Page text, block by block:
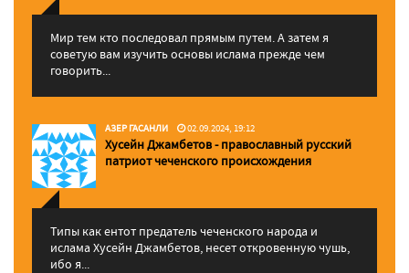
Мир тем кто последовал прямым путем. А затем я
советую вам изучить основы ислама прежде чем
говорить...
АЗЕР ГАСАНЛИ 02.09.2024, 19:12
Хусейн Джамбетов - православный русский
патриот чеченского происхождения
Типы как ентот предатель чеченского народа и
ислама Хусейн Джамбетов, несет откровенную чушь,
ибо я...